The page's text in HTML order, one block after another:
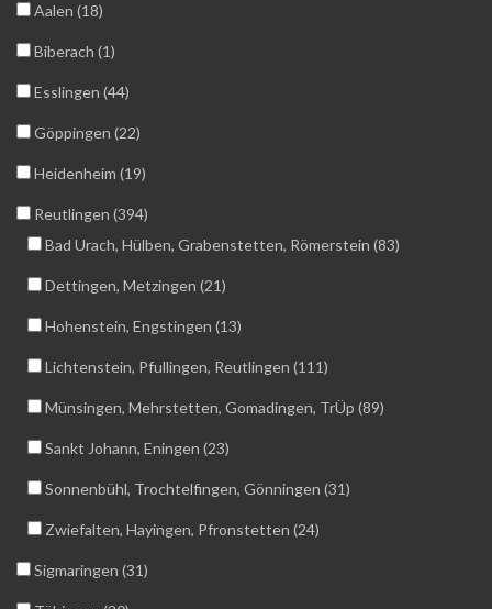
Aalen (18)
Biberach (1)
Esslingen (44)
Göppingen (22)
Heidenheim (19)
Reutlingen (394)
Bad Urach, Hülben, Grabenstetten, Römerstein (83)
Dettingen, Metzingen (21)
Hohenstein, Engstingen (13)
Lichtenstein, Pfullingen, Reutlingen (111)
Münsingen, Mehrstetten, Gomadingen, TrÜp (89)
Sankt Johann, Eningen (23)
Sonnenbühl, Trochtelfingen, Gönningen (31)
Zwiefalten, Hayingen, Pfronstetten (24)
Sigmaringen (31)